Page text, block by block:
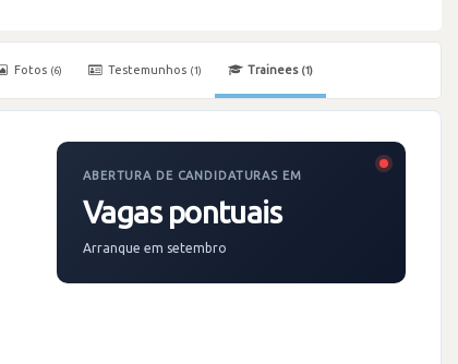
Fotos (6) Testemunhos (1) Trainees (1)
ABERTURA DE CANDIDATURAS EM
Vagas pontuais
Arranque em setembro